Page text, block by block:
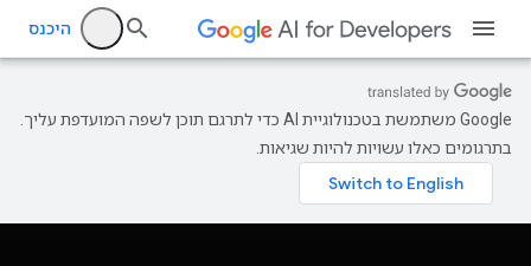
היכנס
‫Google משתמשת בטכנולוגיית AI כדי לתרגם תוכן לשפה המועדפת עליך.
בתרגומים כאלו עשויות להיות שגיאות.